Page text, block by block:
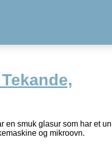
en smuk glasur som har et
og mikroovn.